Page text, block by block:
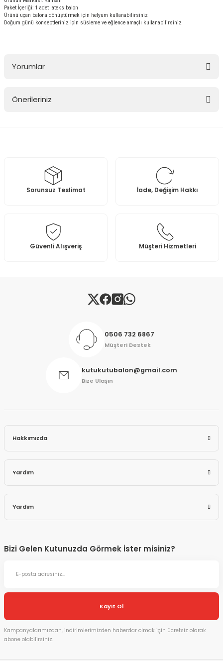
Paket İçeriği: 1 adet lateks balon
Ürünü uçan balona dönüştürmek için helyum kullanabilirsiniz
Doğum günü konseptleriniz için süsleme ve eğlence amaçlı kullanabilirsiniz
Yorumlar
Önerileriniz
Ürün resmi kalitesiz, bozuk veya görüntülenemiyor.
Ürün açıklamasında eksik bilgiler bulunuyor.
Bu ürüne benzer farklı alternatifler olmalı.
Gönder
Sorunsuz Teslimat İade, Değişim Hakkı
Güvenli Alışveriş Müşteri Hizmetleri
0506 732 6867
Müşteri Destek
kutukutubalon@gmail.com
Bize Ulaşın
Hakkımızda
Yardım
Yardım
Bizi Gelen Kutunuzda Görmek İster misiniz?
Kayıt Ol
Kampanyalarımızdan, indirimlerimizden haberdar olmak için ücretsiz olarak
abone olabilirsiniz.